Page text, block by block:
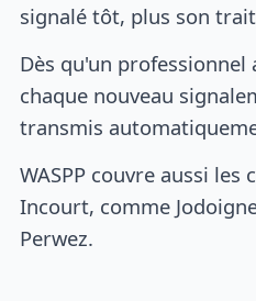
signalé tôt, plus son
Dès qu'un
chaque nouveau
transmis
WASPP couvre aussi
Incourt, comme
Perwez.